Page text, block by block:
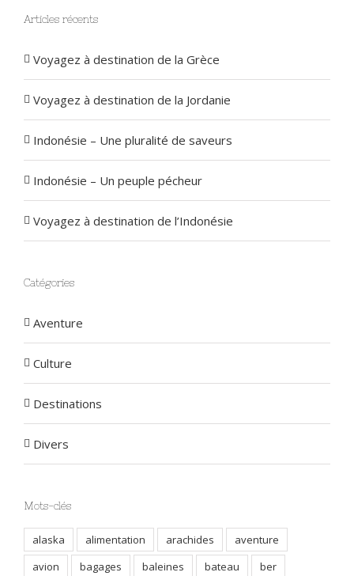
Articles récents
Voyagez à destination de la Grèce
Voyagez à destination de la Jordanie
Indonésie – Une pluralité de saveurs
Indonésie – Un peuple pécheur
Voyagez à destination de l’Indonésie
Catégories
Aventure
Culture
Destinations
Divers
Mots-clés
alaska alimentation arachides
aventure
avion
bagages baleines bateau
ber